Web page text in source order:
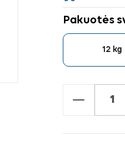
Pakuotės
12 kg
-